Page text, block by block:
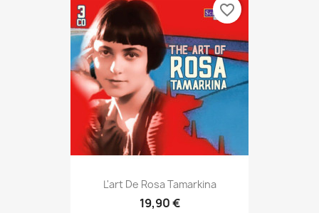
L'art De Rosa Tamarkina
19,90 €
favorite_border